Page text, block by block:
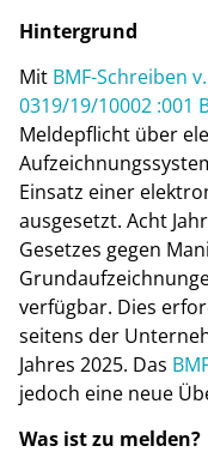
Hintergrund
Mit BMF-Schreiben
0319/19/10002 :001
Meldepflicht über
Einsatz einer
ausgesetzt. Acht
Gesetzes gegen
verfügbar. Dies
seitens der
Jahres 2025. Das
jedoch eine neue
Was ist zu melden?